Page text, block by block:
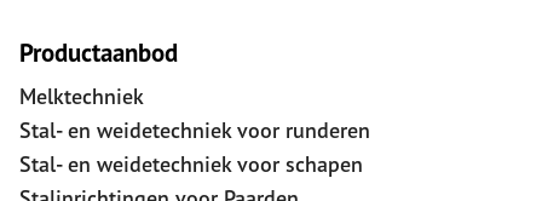
Productaanbod
Melktechniek
Stal- en weidetechniek voor runderen
Stal- en weidetechniek voor schapen